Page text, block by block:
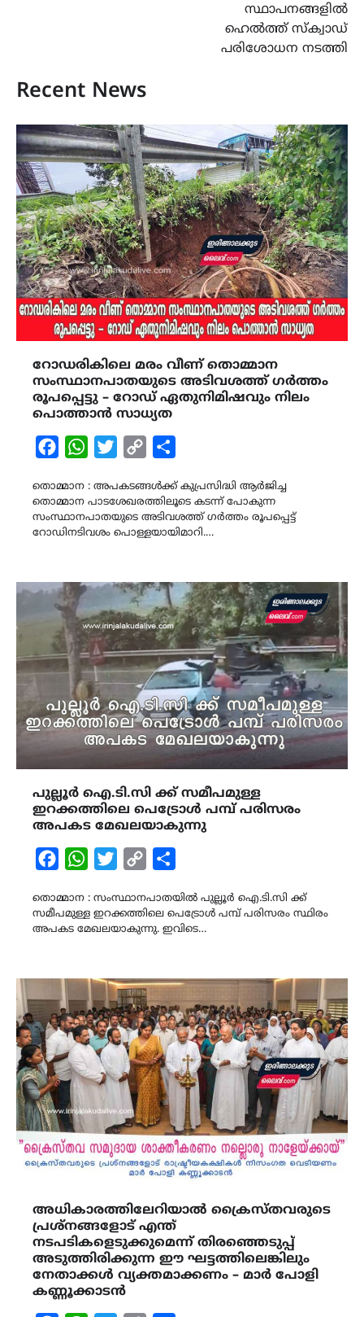
സ്ഥാപനങ്ങളിൽ
ഹെൽത്ത് സ്‌ക്വാഡ്
പരിശോധന നടത്തി
Recent News
റോഡരികിലെ മരം വീണ് തൊമ്മാന
സംസ്ഥാനപാതയുടെ അടിവശത്ത് ഗർത്തം
രൂപപ്പെട്ടു – റോഡ് ഏതുനിമിഷവും നിലം
പൊത്താൻ സാധ്യത
FacebookWhatsAppTwitterCopy
തൊമ്മാന : അപകടങ്ങൾക്ക് കുപ്രസിദ്ധി ആർജിച്ച
തൊമ്മാന പാടശേഖരത്തിലൂടെ കടന്ന് പോകുന്ന
സംസ്ഥാനപാതയുടെ അടിവശത്ത് ഗർത്തം രൂപപ്പെട്ട്
റോഡിനടിവശം പൊള്ളയായിമാറി.…
പുല്ലൂർ ഐ.ടി.സി ക്ക് സമീപമുള്ള
ഇറക്കത്തിലെ പെട്രോൾ പമ്പ് പരിസരം
അപകട മേഖലയാകുന്നു
FacebookWhatsAppTwitterCopy
തൊമ്മാന : സംസ്ഥാനപാതയിൽ പുല്ലൂർ ഐ.ടി.സി ക്ക്
സമീപമുള്ള ഇറക്കത്തിലെ പെട്രോൾ പമ്പ് പരിസരം സ്ഥിരം
അപകട മേഖലയാകുന്നു. ഇവിടെ…
അധികാരത്തിലേറിയാല്‍ ക്രൈസ്തവരുടെ
പ്രശ്‌നങ്ങളോട് എന്ത്
നടപടികളെടുക്കുമെന്ന് തിരഞ്ഞെടുപ്പ്
അടുത്തിരിക്കുന്ന ഈ ഘട്ടത്തിലെങ്കിലും
നേതാക്കള്‍ വ്യക്തമാക്കണം – മാര്‍ പോളി
കണ്ണൂക്കാടന്‍